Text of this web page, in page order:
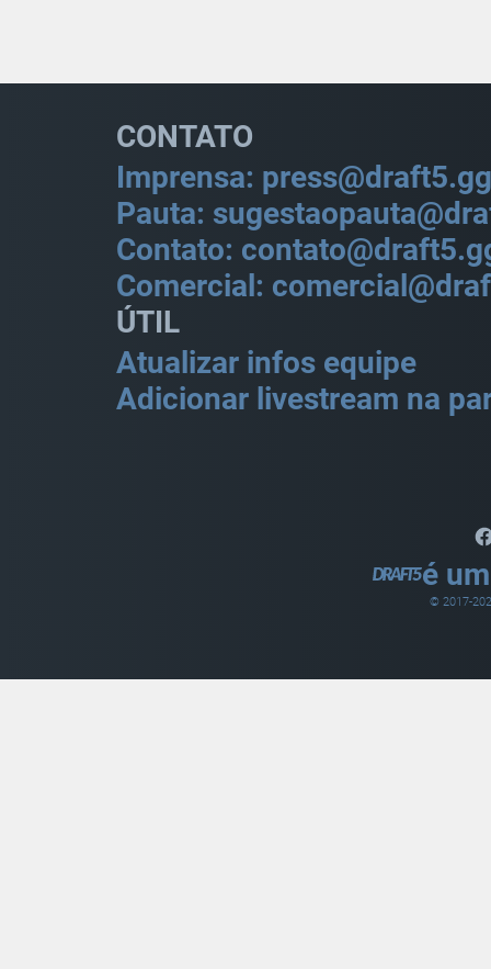
CONTATO
Imprensa: press@draft5.gg
Pauta:
Contato:
Comercial:
ÚTIL
Atualizar infos equipe
Adicionar livestream na
é
© 2017-